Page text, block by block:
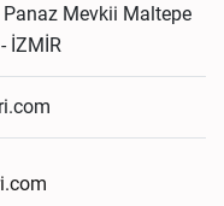
Panaz Mevkii Maltepe
İZMİR